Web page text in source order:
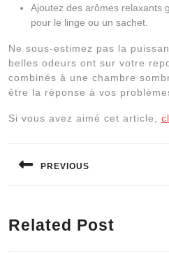
Ajoutez des arômes relaxants
pour le linge ou un sachet.
Ne sous-estimez pas la
belles odeurs ont sur votre
combinés à une chambre
être la réponse à vos
Si vous avez aimé cet article,
de
PREVIOUS
post:
Related Post